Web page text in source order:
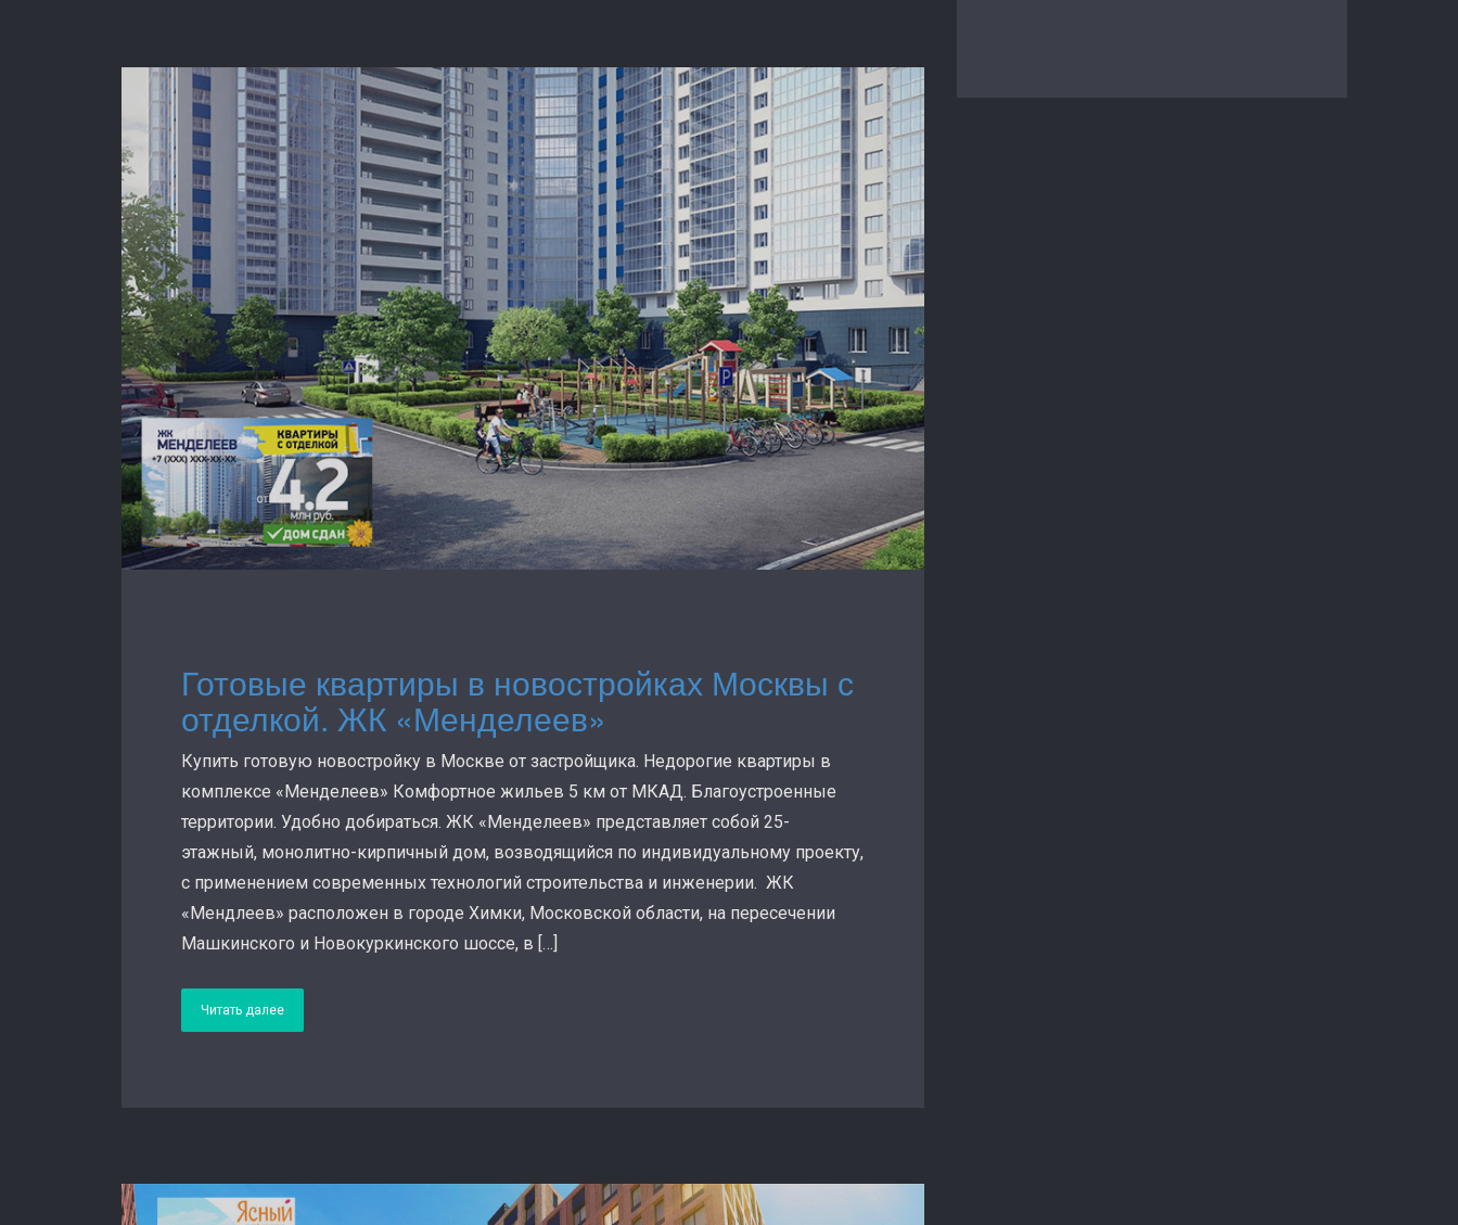
Готовые квартиры в новостройках Москвы с
отделкой. ЖК «Менделеев»
Купить готовую новостройку в Москве от застройщика. Недорогие квартиры в
комплексе «Менделеев» Комфортное жильев 5 км от МКАД. Благоустроенные
территории. Удобно добираться. ЖК «Менделеев» представляет собой 25-
этажный, монолитно-кирпичный дом, возводящийся по индивидуальному проекту,
с применением современных технологий строительства и инженерии. ЖК
«Мендлеев» расположен в городе Химки, Московской области, на пересечении
Машкинского и Новокуркинского шоссе, в […]
Читать далее